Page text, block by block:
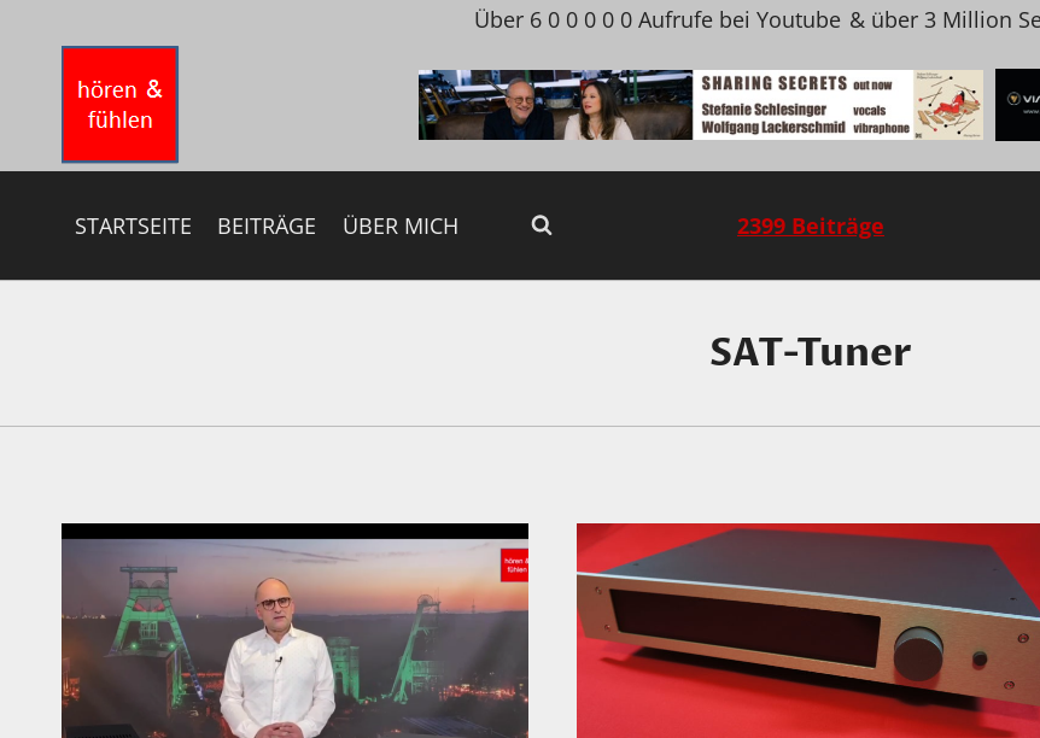
springen
Über 6 0 0 0 0 0 Aufrufe bei Youtube & über 3 Million
STARTSEITE BEITRÄGE ÜBER MICH 2399 Beiträge
SAT-Tuner